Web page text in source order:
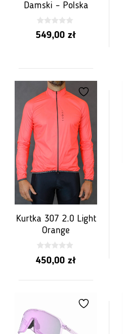
Damski – Polska
0
z
549,00 zł
Kurtka 307 2.0 Light
Orange
0
z
450,00 zł